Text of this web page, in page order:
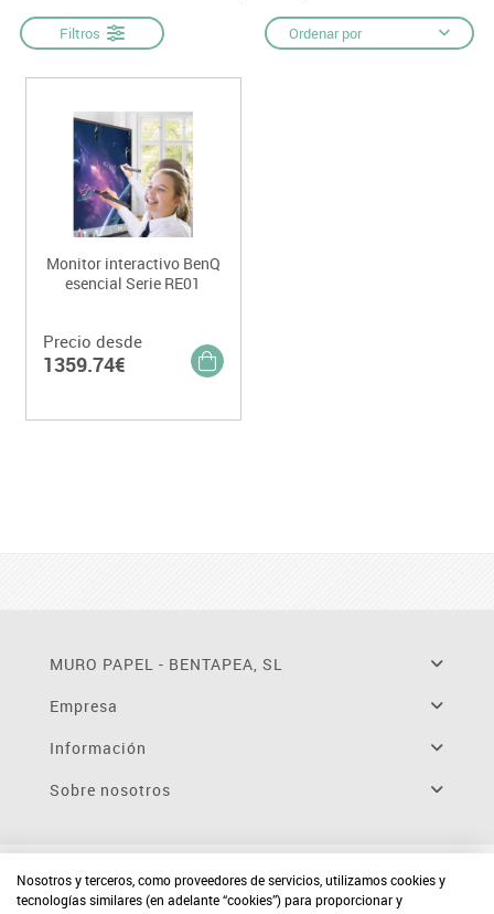
Filtros Ordenar por
Monitor interactivo BenQ
esencial Serie RE01
Precio desde
1359.74€
MURO PAPEL - BENTAPEA, SL
Empresa
Información
Sobre nosotros
Nosotros y terceros, como proveedores de servicios, utilizamos cookies y
tecnologías similares (en adelante “cookies”) para proporcionar y